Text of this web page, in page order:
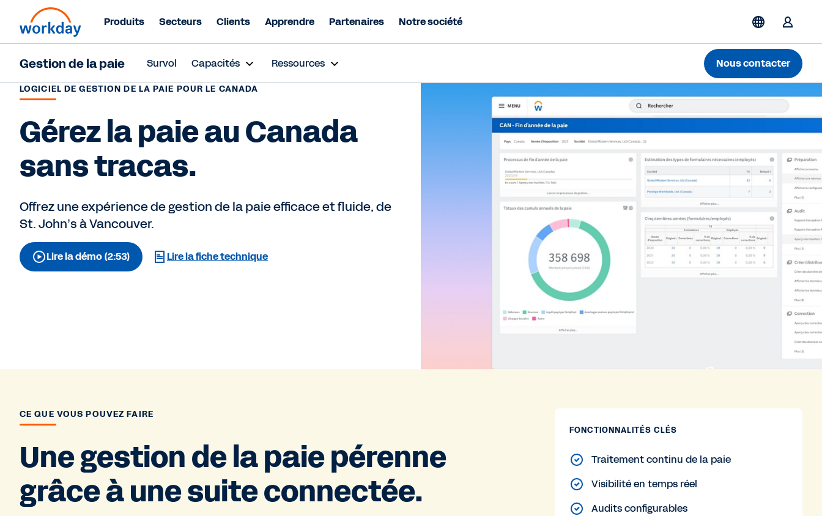
Produits Secteurs Clients Apprendre Partenaires Notre société
Gestion de la paie Survol Capacités Ressources Nous contacter
LOGICIEL DE GESTION DE LA PAIE POUR LE CANADA
Gérez la paie au Canada
sans tracas.
Offrez une expérience de gestion de la paie efficace et fluide, de
St. John’s à Vancouver.
Lire la démo (2:53) Lire la fiche technique
CE QUE VOUS POUVEZ FAIRE
Une gestion de la paie pérenne
grâce à une suite connectée.
FONCTIONNALITÉS CLÉS
Traitement continu de la paie
Visibilité en temps réel
Audits configurables